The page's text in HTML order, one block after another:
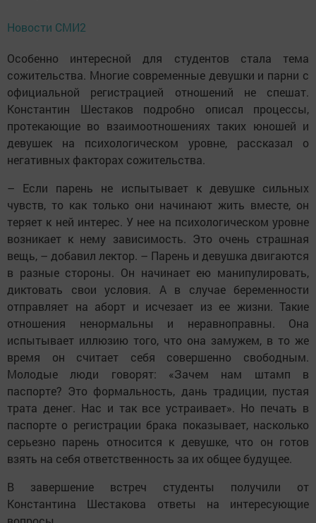
Новости СМИ2
Особенно интересной для студентов стала тема
сожительства. Многие современные девушки и парни с
официальной регистрацией отношений не спешат.
Константин Шестаков подробно описал процессы,
протекающие во взаимоотношениях таких юношей и
девушек на психологическом уровне, рассказал о
негативных факторах сожительства.
– Если парень не испытывает к девушке сильных
чувств, то как только они начинают жить вместе, он
теряет к ней интерес. У нее на психологическом уровне
возникает­ к нему зависимость. Это очень страшная
вещь, – добавил лектор. – Парень и девушка двигаются
в разные стороны. Он начинает ею манипулировать,
диктовать свои условия. А в случае беременности
отправляет на аборт и исчезает из ее жизни. Такие
отношения ненормальны и неравноправны. Она
испытывает иллюзию того, что она замужем, в то же
время он считает себя совершенно свободным.
Молодые люди говорят: «Зачем нам штамп в
паспорте? Это формальность, дань традиции, пустая
трата денег. Нас и так все устраивает». Но печать в
паспорте о регистрации брака показывает, насколько
серьезно парень относится к девушке, что он готов
взять на себя ответственность за их общее будущее.
В завершение встреч студенты получили от
Константина Шестакова ответы на интересующие